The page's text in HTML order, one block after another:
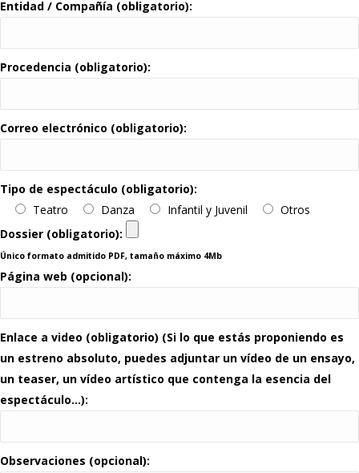
Entidad / Compañía (obligatorio):
Procedencia (obligatorio):
Correo electrónico (obligatorio):
Tipo de espectáculo (obligatorio):
Teatro
Danza Infantil y Juvenil
Otros
Dossier (obligatorio):
Único formato admitido PDF, tamaño máximo 4Mb
Página web (opcional):
Enlace a video (obligatorio) (Si lo que estás proponiendo es
un estreno absoluto, puedes adjuntar un vídeo de un ensayo,
un teaser, un vídeo artístico que contenga la esencia del
espectáculo…):
Observaciones (opcional):